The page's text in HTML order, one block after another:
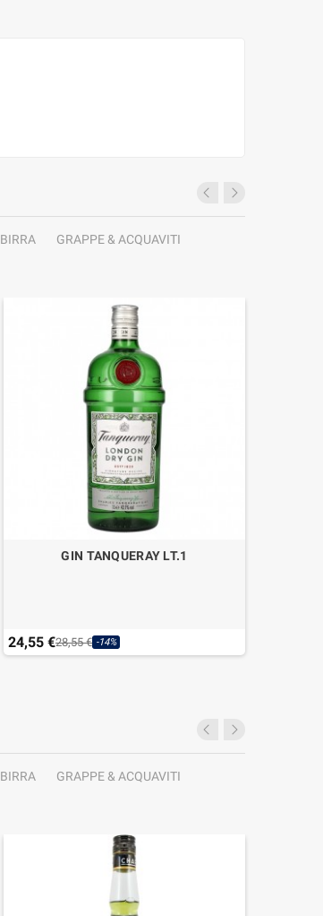
BIRRA
GRAPPE & ACQUAVITI
GIN TANQUERAY LT.1
24,55 €28,55 € -14%
BIRRA
GRAPPE & ACQUAVITI